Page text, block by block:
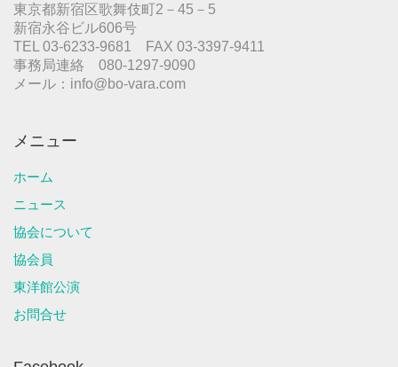
東京都新宿区歌舞伎町2－45－5
新宿永谷ビル606号
TEL 03-6233-9681 FAX 03-3397-9411
事務局連絡 080-1297-9090
メール：info@bo-vara.com
メニュー
ホーム
ニュース
協会について
協会員
東洋館公演
お問合せ